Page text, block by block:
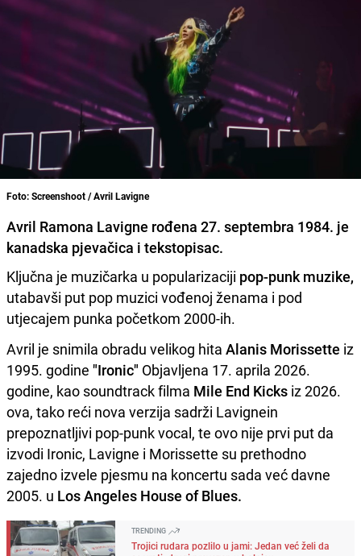
Foto: Screenshoot / Avril Lavigne
Avril Ramona Lavigne rođena 27. septembra 1984. je
kanadska pjevačica i tekstopisac.
Ključna je muzičarka u popularizaciji pop-punk muzike,
utabavši put pop muzici vođenoj ženama i pod
utjecajem punka početkom 2000-ih.
Avril je snimila obradu velikog hita Alanis Morissette iz
1995. godine "Ironic" Objavljena 17. aprila 2026.
godine, kao soundtrack filma Mile End Kicks iz 2026.
ova, tako reći nova verzija sadrži Lavignein
prepoznatljivi pop-punk vocal, te ovo nije prvi put da
izvodi Ironic, Lavigne i Morissette su prethodno
zajedno izvele pjesmu na koncertu sada već davne
2005. u Los Angeles House of Blues.
TRENDING
Trojici rudara pozlilo u jami: Jedan već želi da